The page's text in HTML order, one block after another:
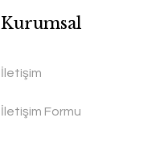
Kurumsal
İletişim
İletişim Formu